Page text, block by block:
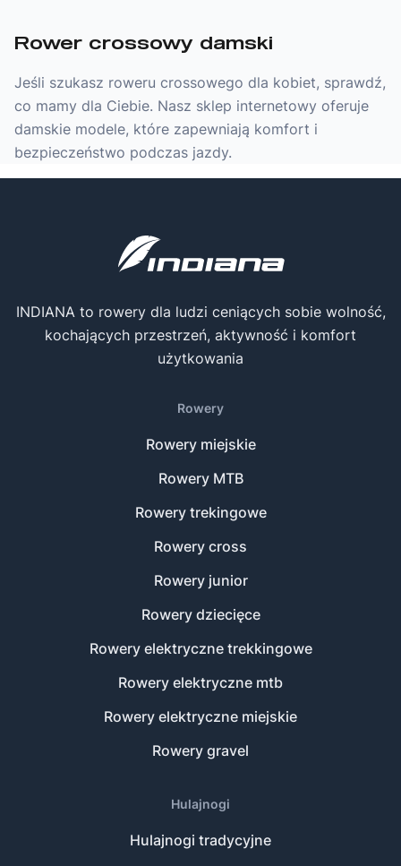
Rower crossowy damski
Jeśli szukasz roweru crossowego dla kobiet, sprawdź,
co mamy dla Ciebie. Nasz sklep internetowy oferuje
damskie modele, które zapewniają komfort i
bezpieczeństwo podczas jazdy.
INDIANA to rowery dla ludzi ceniących sobie wolność,
kochających przestrzeń, aktywność i komfort
użytkowania
Rowery
Rowery miejskie
Rowery MTB
Rowery trekingowe
Rowery cross
Rowery junior
Rowery dziecięce
Rowery elektryczne trekkingowe
Rowery elektryczne mtb
Rowery elektryczne miejskie
Rowery gravel
Hulajnogi
Hulajnogi tradycyjne